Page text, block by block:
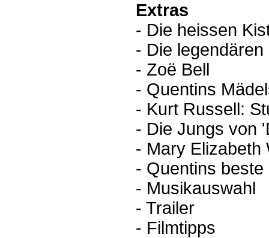
Extras
- Die heissen
- Die legendären
- Zoë Bell
- Quentins
- Kurt Russell:
- Die Jungs von
- Mary Elizabeth
- Quentins beste
- Musikauswahl
- Trailer
- Filmtipps